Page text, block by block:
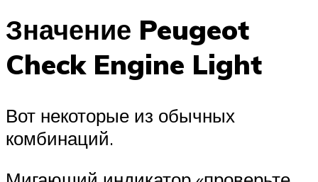
Значение Peugeot
Check Engine Light
Вот некоторые из обычных
комбинаций.